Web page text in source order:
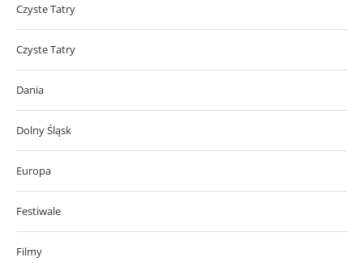
Czyste Tatry
Czyste Tatry
Dania
Dolny Śląsk
Europa
Festiwale
Filmy